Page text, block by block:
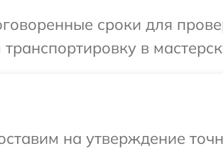
сроки для
в
на утверждение